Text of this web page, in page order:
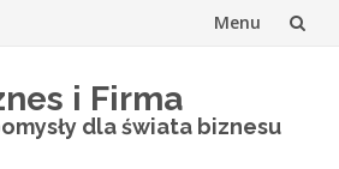
Menu
i Firma
dla świata biznesu